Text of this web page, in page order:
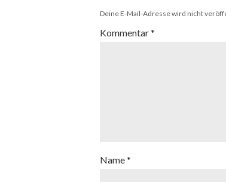
Deine E-Mail-Adresse wird nicht
Kommentar*
Name*